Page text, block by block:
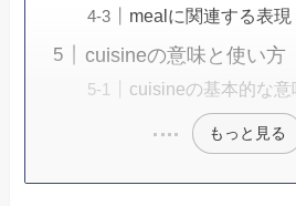
mealに関連する表現
cuisineの意味と使い方
cuisineの基本的な意
もっと見る